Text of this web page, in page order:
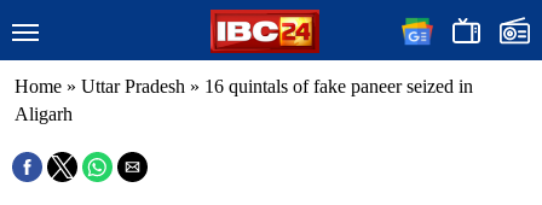
Home » Uttar Pradesh » 16 quintals of fake paneer seized in
Aligarh